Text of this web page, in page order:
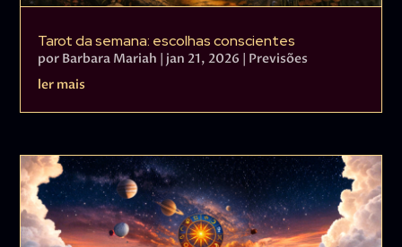
Tarot da semana: escolhas conscientes
por Barbara Mariah jan 21, 2026
Previsões
ler mais